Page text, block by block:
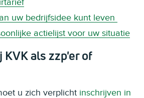
uw bedrijfsidee kunt leven
actielijst voor uw situatie
als zzp'er of
u zich verplicht inschrijven in